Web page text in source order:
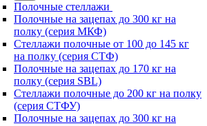
Полочные стеллажи
Полочные на зацепах до 300 кг на
полку (серия МКФ)
Стеллажи полочные от 100 до 145 кг
на полку (серия СТФ)
Полочные на зацепах до 170 кг на
полку (серия SBL)
Стеллажи полочные до 200 кг на полку
(серия СТФУ)
Полочные на зацепах до 300 кг на